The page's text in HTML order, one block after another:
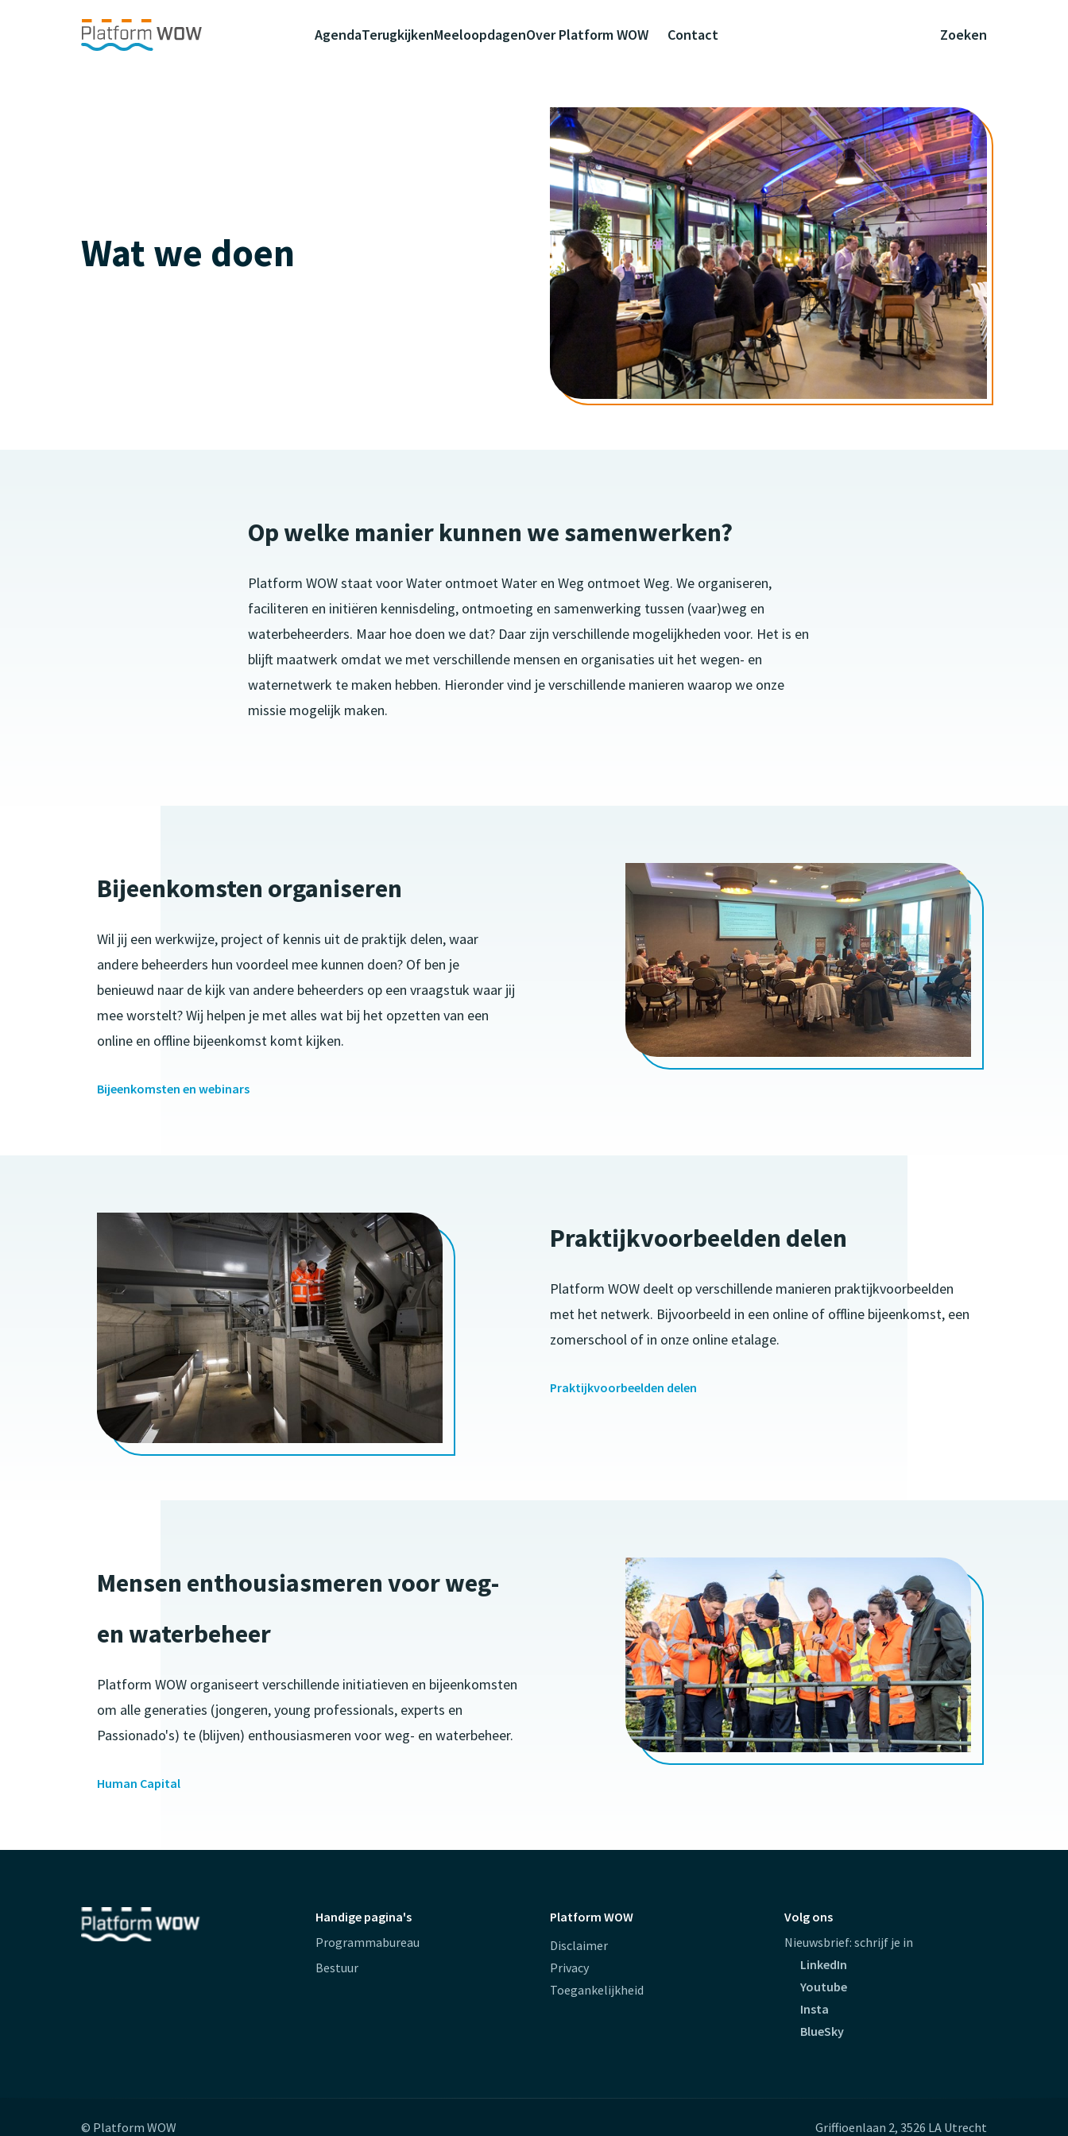
AgendaTerugkijkenMeeloopdagenOver Platform WOW Contact Zoeken
Wat we doen
Op welke manier kunnen we samenwerken?
Platform WOW staat voor Water ontmoet Water en Weg ontmoet Weg. We organiseren,
faciliteren en initiëren kennisdeling, ontmoeting en samenwerking tussen (vaar)weg en
waterbeheerders. Maar hoe doen we dat? Daar zijn verschillende mogelijkheden voor. Het is en
blijft maatwerk omdat we met verschillende mensen en organisaties uit het wegen- en
waternetwerk te maken hebben. Hieronder vind je verschillende manieren waarop we onze
missie mogelijk maken.
Bijeenkomsten organiseren
Wil jij een werkwijze, project of kennis uit de praktijk delen, waar
andere beheerders hun voordeel mee kunnen doen? Of ben je
benieuwd naar de kijk van andere beheerders op een vraagstuk waar jij
mee worstelt? Wij helpen je met alles wat bij het opzetten van een
online en offline bijeenkomst komt kijken.
Bijeenkomsten en webinars
Praktijkvoorbeelden delen
Platform WOW deelt op verschillende manieren praktijkvoorbeelden
met het netwerk. Bijvoorbeeld in een online of offline bijeenkomst, een
zomerschool of in onze online etalage.
Praktijkvoorbeelden delen
Mensen enthousiasmeren voor weg-
en waterbeheer
Platform WOW organiseert verschillende initiatieven en bijeenkomsten
om alle generaties (jongeren, young professionals, experts en
Passionado's) te (blijven) enthousiasmeren voor weg- en waterbeheer.
Human Capital
Handige pagina's
Programmabureau
Bestuur
Platform WOW
Disclaimer
Privacy
Toegankelijkheid
Volg ons
Nieuwsbrief: schrijf je in
LinkedIn
Youtube
Insta
BlueSky
© Platform WOW Griffioenlaan 2, 3526 LA Utrecht